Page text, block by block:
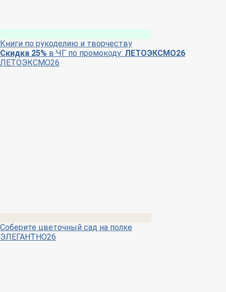
Книги по рукоделию и творчеству
Скидка 25% в ЧГ по промокоду: ЛЕТОЭКСМО26
ЛЕТОЭКСМО26
Соберите цветочный сад на полке
ЭЛЕГАНТНО26